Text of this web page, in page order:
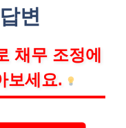
변
채무 조정에
보세요.